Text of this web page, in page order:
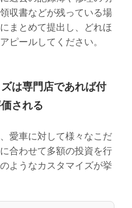
収書などが残っている場
まとめて提出し、どれほ
ピールしてください。
は専門店であれば付
される
愛車に対して様々なこだ
合わせて多額の投資を行
ようなカスタマイズが挙